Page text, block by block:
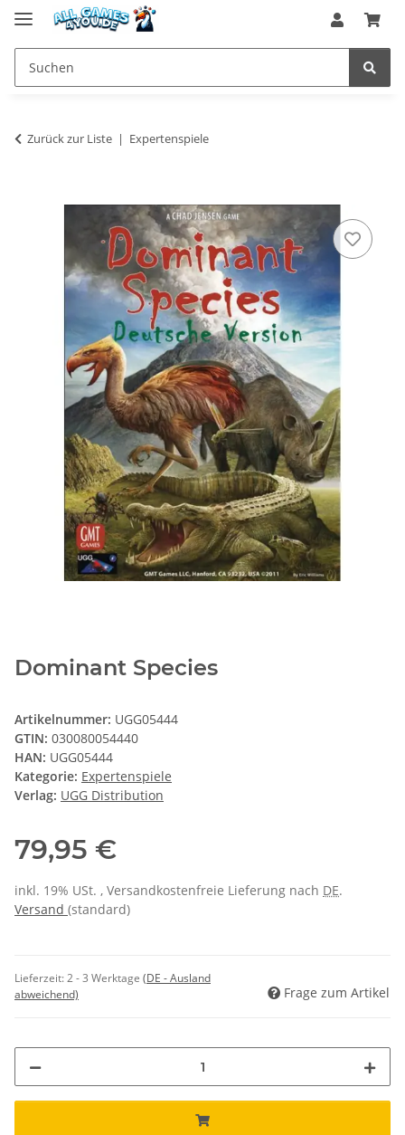
Zurück zur Liste Expertenspiele
Dominant Species
Artikelnummer: UGG05444
GTIN: 030080054440
HAN: UGG05444
Kategorie: Expertenspiele
Verlag: UGG Distribution
79,95 €
inkl. 19% USt. , Versandkostenfreie Lieferung nach DE.
Versand (standard)
Lieferzeit:2 - 3 Werktage (DE - Ausland
abweichend)
Frage zum Artikel